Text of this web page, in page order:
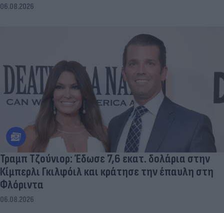
06.08.2026
Τραμπ Τζούνιορ: Έδωσε 7,6 εκατ. δολάρια στην
Κίμπερλι Γκιλφόιλ και κράτησε την έπαυλη στη
Φλόριντα
06.08.2026